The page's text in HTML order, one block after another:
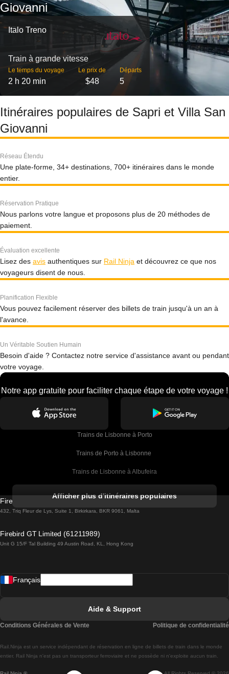
Giovanni
Italo Treno
Train à grande vitesse
Le temps du voyage
2 h 20 min
Le prix de
$48
Départs
5
Itinéraires populaires de Sapri et Villa San
Giovanni
Réseau Étendu
Une plate-forme, 34+ destinations, 700+ itinéraires dans le monde
entier.
Réservation Pratique
Nous parlons votre langue et proposons plus de 20 méthodes de
paiement.
Évaluation excellente
Lisez des avis authentiques sur Rail Ninja et découvrez ce que nos
voyageurs disent de nous.
Planification Flexible
Vous pouvez facilement réserver des billets de train jusqu'à un an à
l'avance.
Un Véritable Soutien Humain
Besoin d'aide ? Contactez notre service d'assistance avant ou pendant
votre voyage.
Notre app gratuite pour faciliter chaque étape de votre voyage !
Trains de Lisbonne à Porto
Trains de Porto à Lisbonne
Trains de Lisbonne à Albufeira
Trains de Lisbonne à Lagos
Trains de Lisbonne à Madrid
Trains de Lisbonne à Braga
Afficher plus d'itinéraires populaires
Firebird GT Limited (OC 1451)
432, Triq Fleur de Lys, Suite 1, Birkirkara, BKR 9061, Malta
Firebird GT Limited (61211989)
Unit G 15/F Tal Building 49 Austin Road, KL, Hong Kong
Rail.Ninja est un service indépendant de réservation en ligne de billets de train dans le monde
entier. Rail Ninja n'est pas un transporteur ferroviaire et ne possède ni n'exploite aucun train.
Français
Aide & Support
Conditions Générales de Vente Politique de confidentialité